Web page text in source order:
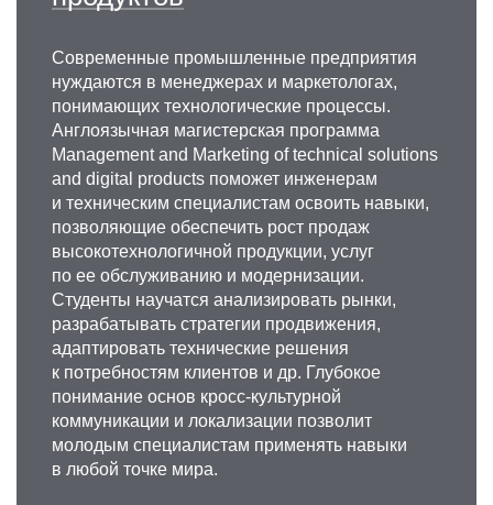
Современные промышленные предприятия
нуждаются в менеджерах и маркетологах,
понимающих технологические процессы.
Англоязычная магистерская программа
Management and Marketing of technical solutions
and digital products поможет инженерам
и техническим специалистам освоить навыки,
позволяющие обеспечить рост продаж
высокотехнологичной продукции, услуг
по ее обслуживанию и модернизации.
Студенты научатся анализировать рынки,
разрабатывать стратегии продвижения,
адаптировать технические решения
к потребностям клиентов и др. Глубокое
понимание основ кросс-культурной
коммуникации и локализации позволит
молодым специалистам применять навыки
в любой точке мира.